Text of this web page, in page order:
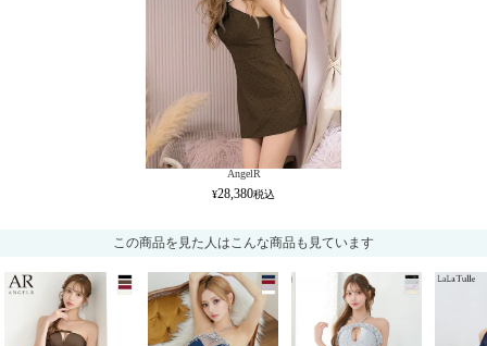
AngelR
28,380
この商品を見た人はこんな商品も見ています